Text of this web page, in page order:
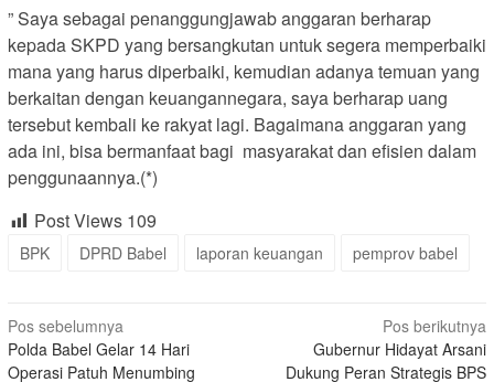
” Saya sebagai penanggungjawab anggaran berharap
kepada SKPD yang bersangkutan untuk segera memperbaiki
mana yang harus diperbaiki, kemudian adanya temuan yang
berkaitan dengan keuangannegara, saya berharap uang
tersebut kembali ke rakyat lagi. Bagaimana anggaran yang
ada ini, bisa bermanfaat bagi masyarakat dan efisien dalam
penggunaannya.(*)
Post Views 109
BPK DPRD Babel laporan keuangan pemprov babel
Navigasi
pos
Pos sebelumnya
Polda Babel Gelar 14 Hari
Operasi Patuh Menumbing
Pos berikutnya
Gubernur Hidayat Arsani
Dukung Peran Strategis BPS